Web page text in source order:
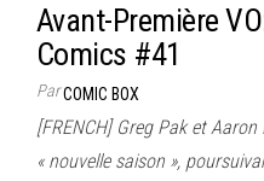
Avant-Première
Comics #41
ParCOMIC BOX
[FRENCH] Greg Pak et
« nouvelle saison »,